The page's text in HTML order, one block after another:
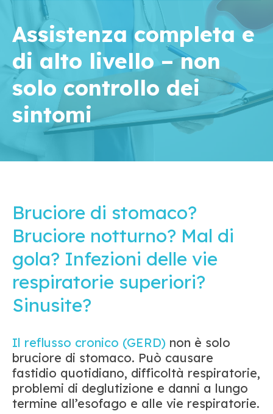
Assistenza completa e
di alto livello – non
solo controllo dei
sintomi
Bruciore di stomaco?
Bruciore notturno? Mal di
gola? Infezioni delle vie
respiratorie superiori?
Sinusite?
Il reflusso cronico (GERD) non è solo
bruciore di stomaco. Può causare
fastidio quotidiano, difficoltà respiratorie,
problemi di deglutizione e danni a lungo
termine all’esofago e alle vie respiratorie.